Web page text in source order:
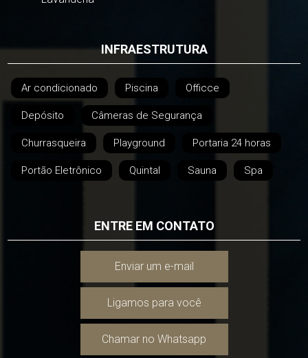
INFRAESTRUTURA
Ar condicionado Piscina Officce
Depósito Câmeras de Segurança
Churrasqueira Playground Portaria 24 horas
Portão Eletrônico Quintal Sauna Spa
ENTRE EM CONTATO
Enviar um e-mail
Ligamos para você
Chamar no Whatsapp